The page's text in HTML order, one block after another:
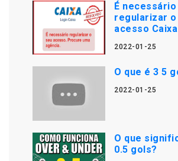
É necessário
regularizar o
acesso
2022-01-25
O que é 3 5
2022-01-25
O que
0.5 gols?